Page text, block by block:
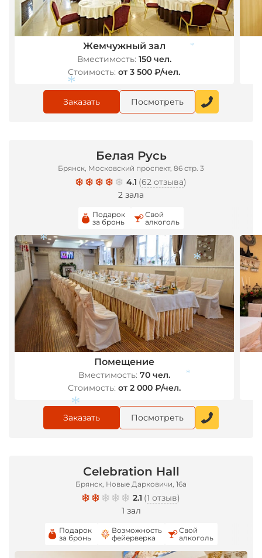
Жемчужный зал
Вместимость: 150 чел.
Стоимость: от 3 500 ₽/чел.
Заказать Посмотреть
Белая Русь
Брянск, Московский проспект, 86 стр. 3
4.1 (62 отзыва)
2 зала
Подарок
за бронь
Свой
алкоголь
Помещение
Вместимость: 70 чел.
Стоимость: от 2 000 ₽/чел.
Заказать Посмотреть
Celebration Hall
Брянск, Новые Дарковичи, 16а
2.1 (1 отзыв)
1 зал
Подарок
за бронь
Возможность
фейерверка
Свой
алкоголь
*
*
*